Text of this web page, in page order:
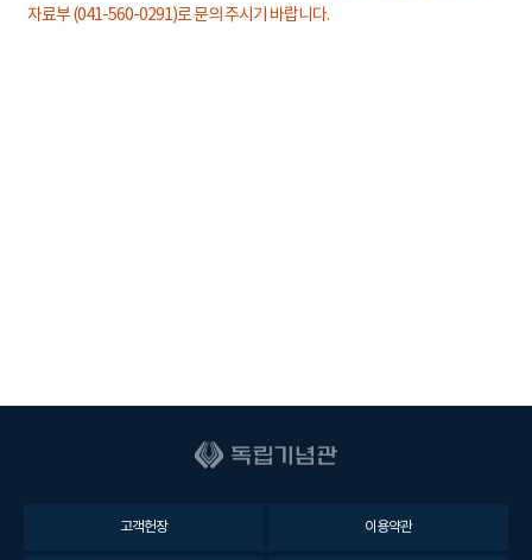
자료부 (041-560-0291)로 문의 주시기 바랍니다.
고객헌장 이용약관